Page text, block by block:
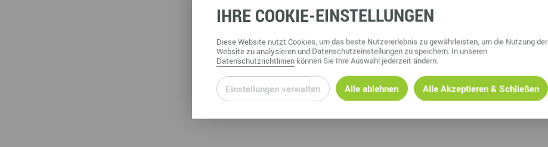
IHRECOOKIE-EINSTELLUNGEN
DieseWebsite nutzt Cookies, um das beste Nutzererlebnis zu gewährleisten, um die Nutzung der
Websitezu analysieren und Datenschutzeinstellungen zu speichern. In unseren
Datenschutzrichtlinien können Sie Ihre Auswahl jederzeit ändern.
Einstellungen verwalten Alle ablehnen Alle Akzeptieren & Schließen